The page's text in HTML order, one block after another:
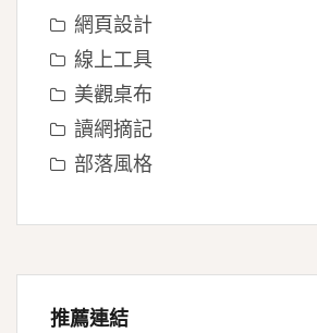
網頁設計
線上工具
美觀桌布
讀網摘記
部落風格
推薦連結